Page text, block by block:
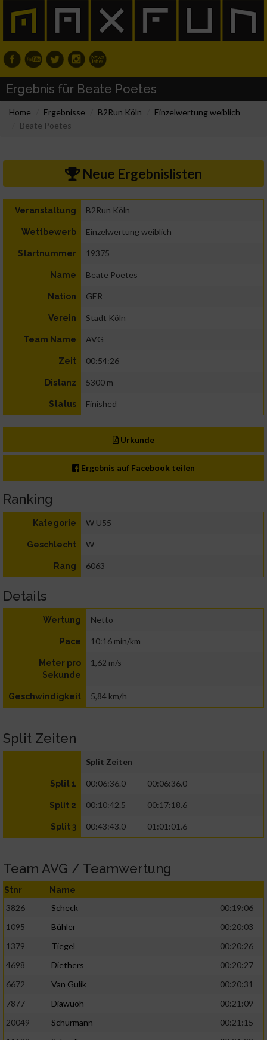
Ergebnis für Beate Poetes
Home Ergebnisse B2Run Köln
Einzelwertung weiblich
Beate Poetes
Neue Ergebnislisten
Veranstaltung B2Run Köln
Wettbewerb Einzelwertung weiblich
Startnummer 19375
Name Beate Poetes
Nation GER
Verein Stadt Köln
Team Name AVG
Zeit 00:54:26
Distanz 5300 m
Status Finished
Urkunde
Ergebnis auf Facebook teilen
Ranking
Kategorie W Ü55
Geschlecht W
Rang 6063
Details
Wertung Netto
Pace 10:16 min/km
Meter pro
Sekunde
1,62 m/s
Geschwindigkeit 5,84 km/h
Split Zeiten
Split Zeiten
Split 1 00:06:36.0 00:06:36.0
Split 2 00:10:42.5 00:17:18.6
Split 3 00:43:43.0 01:01:01.6
Team AVG / Teamwertung
Stnr Name
3826 Scheck
00:19:06
1095
Bühler
00:20:03
1379
Tiegel
00:20:26
4698
Diethers
00:20:27
6672
Van Gulik
00:20:31
7877
Diawuoh
00:21:09
20049
Schürmann
00:21:15